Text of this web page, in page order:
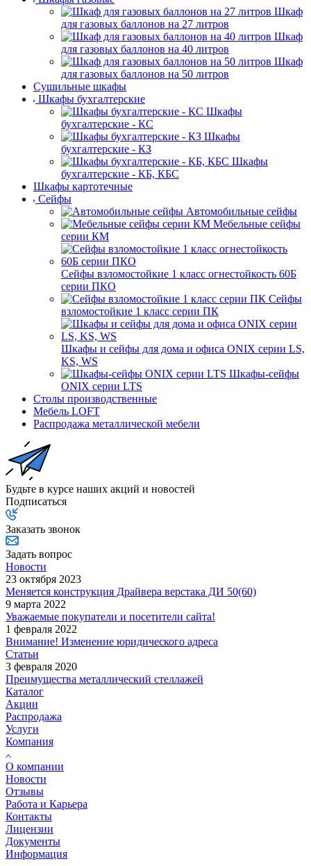
Шкаф
для газовых баллонов на 27 литров
Шкаф
для газовых баллонов на 40 литров
Шкаф
для газовых баллонов на 50 литров
Сушильные шкафы
Шкафы бухгалтерские
Шкафы
бухгалтерские - КС
Шкафы
бухгалтерские - КЗ
Шкафы
бухгалтерские - КБ, КБС
Шкафы картотечные
Сейфы
Автомобильные сейфы
Мебельные сейфы
серии КМ
Сейфы взломостойкие 1 класс огнестойкость 60Б
серии ПКО
Сейфы
взломостойкие 1 класс серии ПК
Шкафы и сейфы для дома и офиса ONIX серии LS,
KS, WS
Шкафы-сейфы
ONIX серии LTS
Столы производственные
Мебель LOFT
Распродажа металлической мебели
Будьте в курсе наших акций и новостей
Подписаться
Заказать звонок
Задать вопрос
Новости
23 октября 2023
Меняется конструкция Драйвера верстака ДИ 50(60)
9 марта 2022
Уважаемые покупатели и посетители сайта!
1 февраля 2022
Внимание! Изменение юридического адреса
Статьи
3 февраля 2020
Преимущества металлический стеллажей
Каталог
Акции
Распродажа
Услуги
Компания
О компании
Новости
Отзывы
Работа и Карьера
Контакты
Лицензии
Документы
Информация